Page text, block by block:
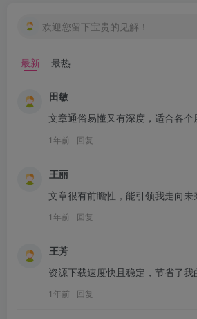
欢迎您留下宝贵的见解！
最新 最热
田敏
文章通俗易懂又有深度，适合各个
1年前 回复
王丽
文章很有前瞻性，能引领我走向未
1年前 回复
王芳
资源下载速度快且稳定，节省了我
1年前 回复